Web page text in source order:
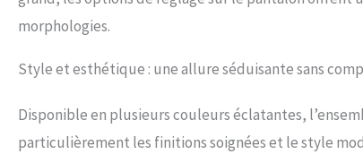
morphologies.
Style et esthétique : une allure séduisante sans
Disponible en plusieurs couleurs éclatantes,
particulièrement les finitions soignées et le style